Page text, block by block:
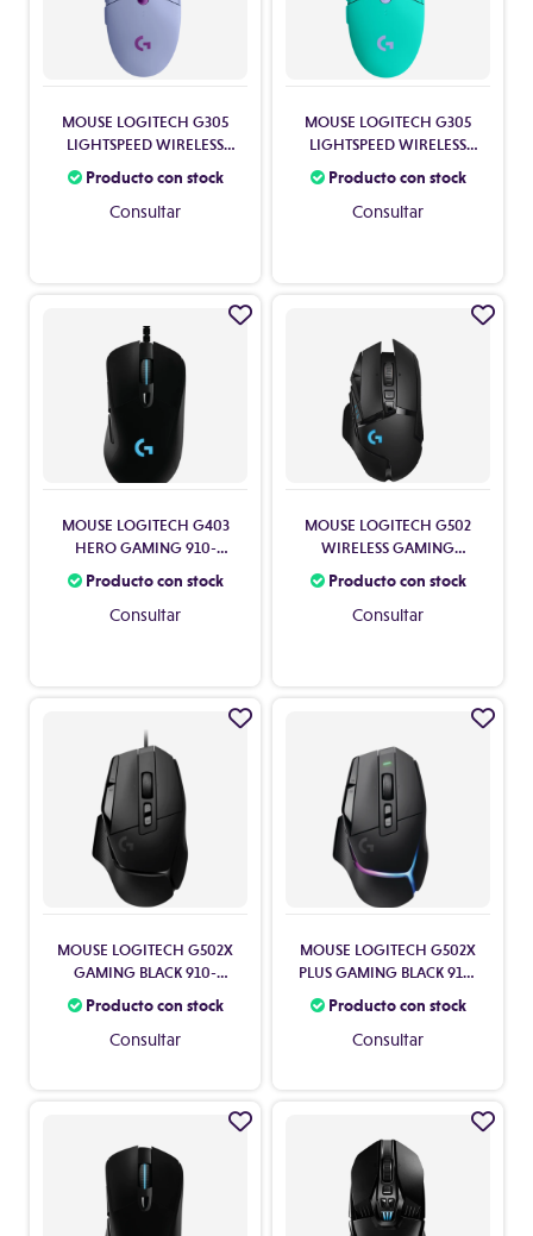
MOUSE LOGITECH G305
LIGHTSPEED WIRELESS
LILA 910-006021
Producto con stock
Consultar
MOUSE LOGITECH G305
LIGHTSPEED WIRELESS
MINT 910-006377
Producto con stock
Consultar
MOUSE LOGITECH G403
HERO GAMING 910-
Producto con stock
Consultar
MOUSE LOGITECH G502
WIRELESS GAMING
LIGHTSPEED 910-005566
Producto con stock
Consultar
MOUSE LOGITECH G502X
GAMING BLACK 910-
Producto con stock
Consultar
MOUSE LOGITECH G502X
PLUS GAMING BLACK 910-
Producto con stock
Consultar